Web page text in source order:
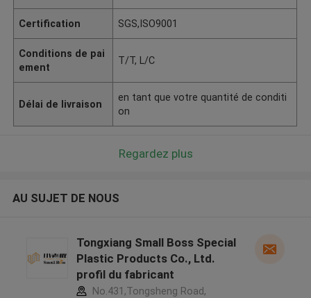
Certification SGS,ISO9001
Conditions de pai
ement
T/T, L/C
Délai de livraison
en tant que votre quantité de conditi
on
Regardez plus
AU SUJET DE NOUS
Tongxiang Small Boss Special
Plastic Products Co., Ltd.
profil du fabricant
No.431,Tongsheng Road,